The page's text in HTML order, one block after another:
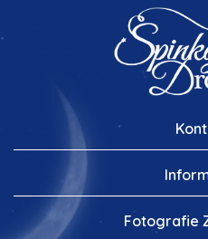
Fotografie